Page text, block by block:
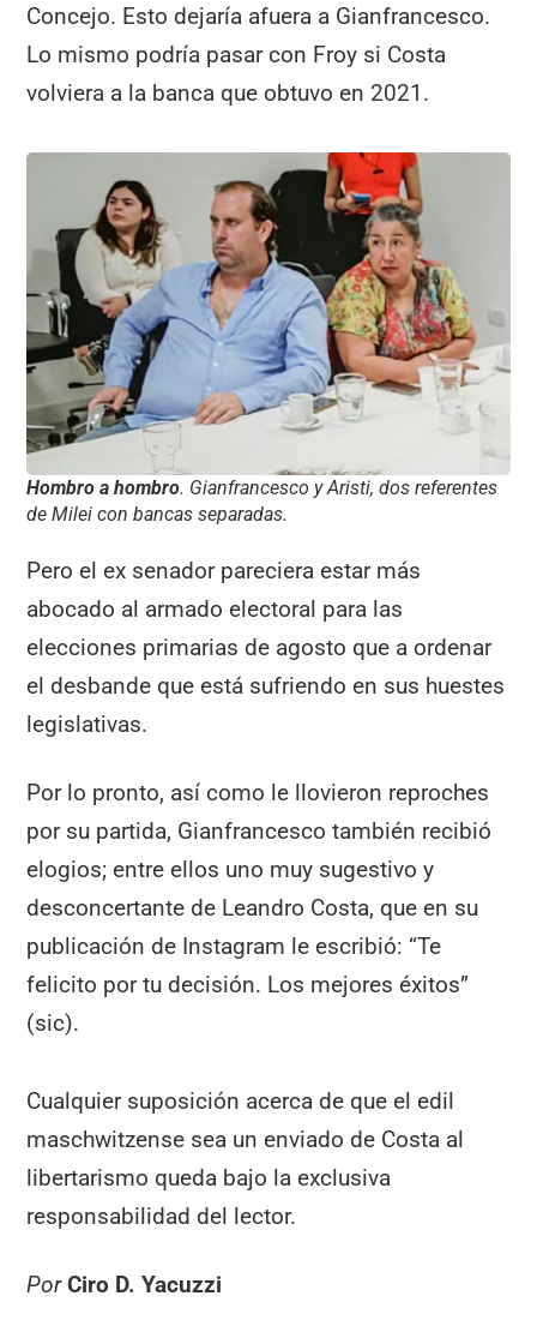
Concejo. Esto dejaría afuera a Gianfrancesco.
Lo mismo podría pasar con Froy si Costa
volviera a la banca que obtuvo en 2021.
Hombro a hombro. Gianfrancesco y Aristi, dos referentes
de Milei con bancas separadas.
Pero el ex senador pareciera estar más
abocado al armado electoral para las
elecciones primarias de agosto que a ordenar
el desbande que está sufriendo en sus huestes
legislativas.
Por lo pronto, así como le llovieron reproches
por su partida, Gianfrancesco también recibió
elogios; entre ellos uno muy sugestivo y
desconcertante de Leandro Costa, que en su
publicación de Instagram le escribió: “Te
felicito por tu decisión. Los mejores éxitos”
(sic).
Cualquier suposición acerca de que el edil
maschwitzense sea un enviado de Costa al
libertarismo queda bajo la exclusiva
responsabilidad del lector.
Por Ciro D. Yacuzzi